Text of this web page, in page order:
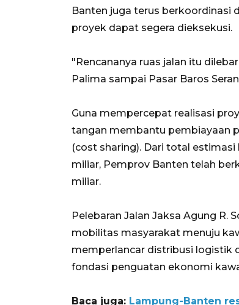
Banten juga terus berkoordinasi
proyek dapat segera dieksekusi.
"Rencananya ruas jalan itu
Palima sampai Pasar Baros
Guna mempercepat realisasi
tangan membantu pembiayaan
(cost sharing). Dari total
miliar, Pemprov Banten telah
miliar.
Pelebaran Jalan Jaksa Agung
mobilitas masyarakat menuju
memperlancar distribusi logistik
fondasi penguatan ekonomi
Baca juga: Lampung-Banten